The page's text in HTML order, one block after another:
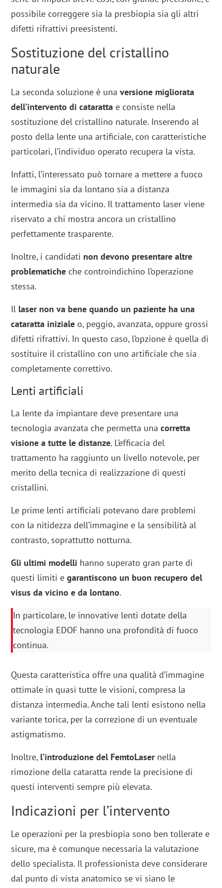
possibile correggere sia la presbiopia sia gli altri
difetti rifrattivi preesistenti.
Sostituzione del cristallino
naturale
La seconda soluzione è unaversione migliorata
dell’intervento di cataratta e consiste nella
sostituzione del cristallino naturale. Inserendo al
posto della lente una artificiale, con caratteristiche
particolari, l’individuo operato recupera la vista.
Infatti, l’interessato può tornare a mettere a fuoco
le immagini sia da lontano sia a distanza
intermedia sia da vicino. Il trattamento laser viene
riservato a chi mostra ancora un cristallino
perfettamente trasparente.
Inoltre, i candidati non devono presentare altre
problematiche che controindichino l’operazione
stessa.
Il laser non va bene quando un paziente ha una
cataratta iniziale o, peggio, avanzata, oppure grossi
difetti rifrattivi. In questo caso, l’opzione è quella di
sostituire il cristallino con uno artificiale che sia
completamente correttivo.
Lenti artificiali
La lente da impiantare deve presentare una
tecnologia avanzata che permetta unacorretta
visione a tutte le distanze. L’efficacia del
trattamento ha raggiunto un livello notevole, per
merito della tecnica di realizzazione di questi
cristallini.
Le prime lenti artificiali potevano dare problemi
con la nitidezza dell’immagine e la sensibilità al
contrasto, soprattutto notturna.
Gli ultimi modelli hanno superato gran parte di
questi limiti egarantiscono un buon recupero del
visus da vicino e da lontano.
In particolare, le innovative lenti dotate della
tecnologia EDOF hanno una profondità di fuoco
continua.
Questa caratteristica offre una qualità d’immagine
ottimale in quasi tutte le visioni, compresa la
distanza intermedia. Anche tali lenti esistono nella
variante torica, per la correzione di un eventuale
astigmatismo.
Inoltre, l’introduzione del FemtoLasernella
rimozione della cataratta rende la precisione di
questi interventi sempre più elevata.
Indicazioni per l’intervento
Le operazioni per la presbiopia sono ben tollerate e
sicure, ma è comunque necessaria la valutazione
dello specialista. Il professionista deve considerare
dal punto di vista anatomico se vi siano le